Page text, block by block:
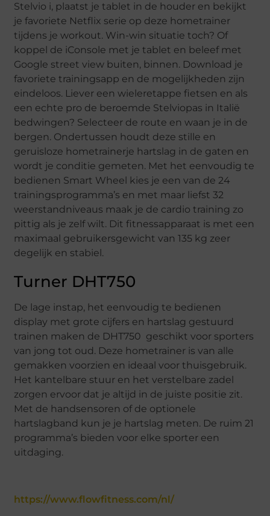
Stelvio i, plaatst je tablet in de houder en bekijkt
je favoriete Netflix serie op deze hometrainer
tijdens je workout. Win-win situatie toch? Of
koppel de iConsole met je tablet en beleef met
Google street view buiten, binnen. Download je
favoriete trainingsapp en de mogelijkheden zijn
eindeloos. Liever een wieleretappe fietsen en als
een echte pro de beroemde Stelviopas in Italië
bedwingen? Selecteer de route en waan je in de
bergen. Ondertussen houdt deze stille en
geruisloze hometrainerje hartslag in de gaten en
wordt je conditie gemeten. Met het eenvoudig te
bedienen Smart Wheel kies je een van de 24
trainingsprogramma’s en met maar liefst 32
weerstandniveaus maak je de cardio training zo
pittig als je zelf wilt. Dit fitnessapparaat is met een
maximaal gebruikersgewicht van 135 kg zeer
degelijk en stabiel.
Turner DHT750
De lage instap, het eenvoudig te bedienen
display met grote cijfers en hartslag gestuurd
trainen maken de DHT750 geschikt voor sporters
van jong tot oud. Deze hometrainer is van alle
gemakken voorzien en ideaal voor thuisgebruik.
Het kantelbare stuur en het verstelbare zadel
zorgen ervoor dat je altijd in de juiste positie zit.
Met de handsensoren of de optionele
hartslagband kun je je hartslag meten. De ruim 21
programma’s bieden voor elke sporter een
uitdaging.
https://www.flowfitness.com/nl/